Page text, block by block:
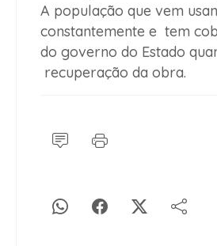
A população que vem
constantemente e tem
do governo do Estado
recuperação da obra.